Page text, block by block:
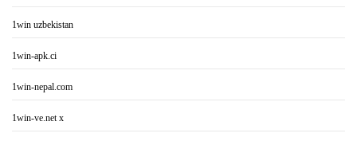
1win uzbekistan
1win-apk.ci
1win-nepal.com
1win-ve.net x